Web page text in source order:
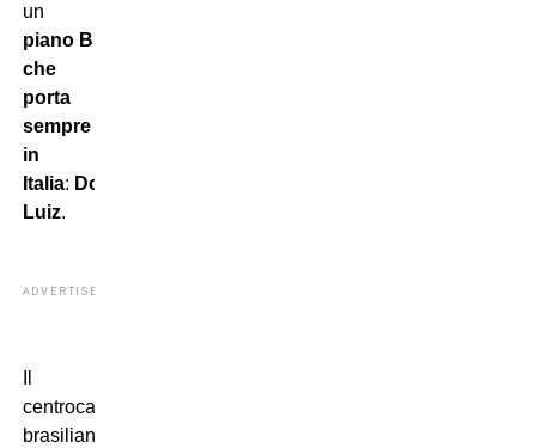
un
piano B
che
porta
sempre
in
Italia: Douglas
Luiz.
ADVERTISEMENT
centrocampista
brasiliano,